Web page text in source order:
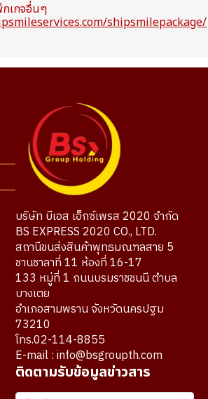
กเกจอื่นๆ
shipsmilepackage/
บริษัท บีเอส เอ็กซ์เพรส 2020 จำกัด
BS EXPRESS 2020 CO., LTD.
สถานีขนส่งสินค้าพุทธมณฑลสาย 5
ชานชาลาที่ 11 ห้องที่ 16-17
133 หมู่ที่ 1 ถนนบรมราชชนนี ตำบล
บางเตย
อำเภอสามพราน จังหวัดนครปฐม
73210
โทร.02-114-8855
E-mail : info@bsgroupth.com
ติดตามรับข้อมูลข่าวสาร